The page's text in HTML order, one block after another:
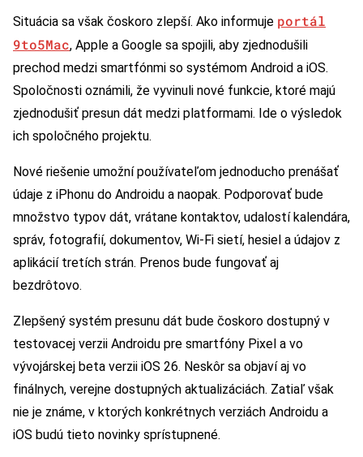
Situácia sa však čoskoro zlepší. Ako informuje portál
9to5Mac, Apple a Google sa spojili, aby zjednodušili
prechod medzi smartfónmi so systémom Android a iOS.
Spoločnosti oznámili, že vyvinuli nové funkcie, ktoré majú
zjednodušiť presun dát medzi platformami. Ide o výsledok
ich spoločného projektu.
Nové riešenie umožní používateľom jednoducho prenášať
údaje z iPhonu do Androidu a naopak. Podporovať bude
množstvo typov dát, vrátane kontaktov, udalostí kalendára,
správ, fotografií, dokumentov, Wi-Fi sietí, hesiel a údajov z
aplikácií tretích strán. Prenos bude fungovať aj
bezdrôtovo.
Zlepšený systém presunu dát bude čoskoro dostupný v
testovacej verzii Androidu pre smartfóny Pixel a vo
vývojárskej beta verzii iOS 26. Neskôr sa objaví aj vo
finálnych, verejne dostupných aktualizáciách. Zatiaľ však
nie je známe, v ktorých konkrétnych verziách Androidu a
iOS budú tieto novinky sprístupnené.